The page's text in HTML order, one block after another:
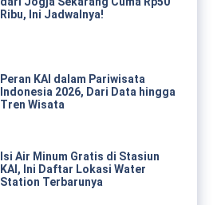
Ribu, Ini Jadwalnya!
Peran KAI dalam Pariwisata
Indonesia 2026, Dari Data hingga
Tren Wisata
Isi Air Minum Gratis di Stasiun
KAI, Ini Daftar Lokasi Water
Station Terbarunya